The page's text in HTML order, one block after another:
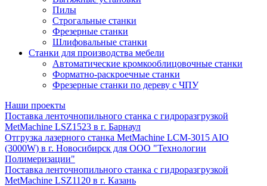
Пилы
Строгальные станки
Фрезерные станки
Шлифовальные станки
Станки для производства мебели
Автоматические кромкооблицовочные станки
Форматно-раскроечные станки
Фрезерные станки по дереву с ЧПУ
Наши проекты
Поставка ленточнопильного станка c гидроразгрузкой
MetMachine LSZ1523 в г. Барнаул
Отгрузка лазерного станка MetMachine LCM-3015 AIO
(3000W) в г. Новосибирск для ООО "Технологии
Полимеризации"
Поставка ленточнопильного станка c гидроразгрузкой
MetMachine LSZ1120 в г. Казань